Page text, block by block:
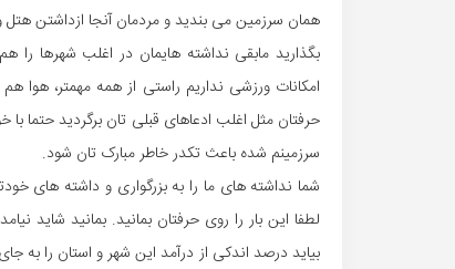
همان سرزمین می بندید و مردمان آنجا ازداشتن هتل
بگذارید مابقی نداشته هایمان در اغلب شهرها را هم
امکانات ورزشی نداریم راستی از همه مهمتر، هوا
حرفتان مثل اغلب ادعاهای قبلی تان برگردید حتما
سرزمینم شده باعث تکدر خاطر مبارک تان شود.
شما نداشته های ما را به بزرگواری و داشته های
لطفا این بار را روی حرفتان بمانید. بمانید شاید
بیاید درصد اندکی از درآمد این شهر و استان را به